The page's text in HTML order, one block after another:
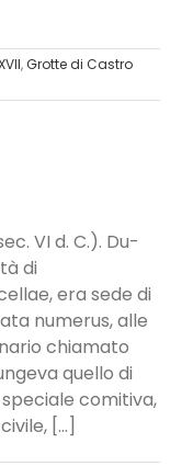
,Grotte di Castro
VI d. C.). Du­
di
era sede di
numerus, alle
chiamato
quello di
comitiva,
[...]